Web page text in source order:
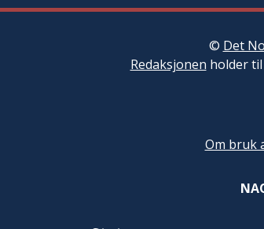
© Det
Redaksjonen holder
Om bruk